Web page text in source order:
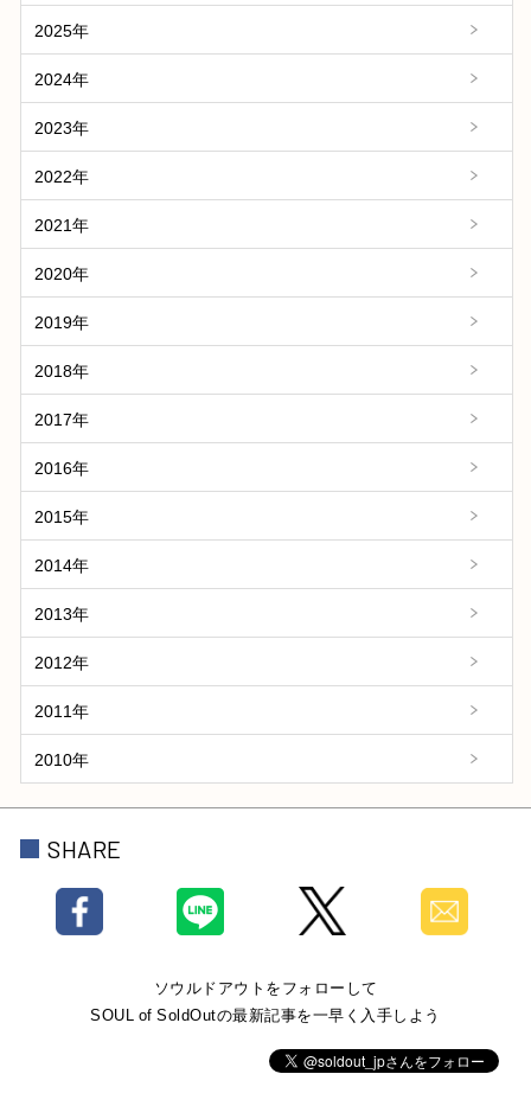
2025年
2024年
2023年
2022年
2021年
2020年
2019年
2018年
2017年
2016年
2015年
2014年
2013年
2012年
2011年
2010年
SHARE
ソウルドアウトをフォローして
SOUL of SoldOutの最新記事を一早く入手しよう